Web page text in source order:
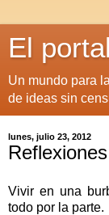
El
Un mundo para
de ideas sin
lunes, julio 23, 2012
Vivir en una
todo por la parte.